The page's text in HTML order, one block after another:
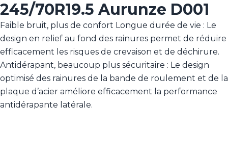
245/70R19.5 Aurunze D001
Faible bruit, plus de confort Longue durée de vie : Le
design en relief au fond des rainures permet de réduire
efficacement les risques de crevaison et de déchirure.
Antidérapant, beaucoup plus sécuritaire : Le design
optimisé des rainures de la bande de roulement et de la
plaque d’acier améliore efficacement la performance
antidérapante latérale.